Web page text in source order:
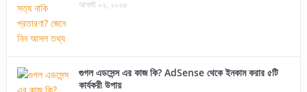
আগস্ট ০২, ২০২৬
গুগল এডসেন্স এর কাজ কি? AdSense থেকে ইনকাম করার ৫টি
কার্যকরী উপায়